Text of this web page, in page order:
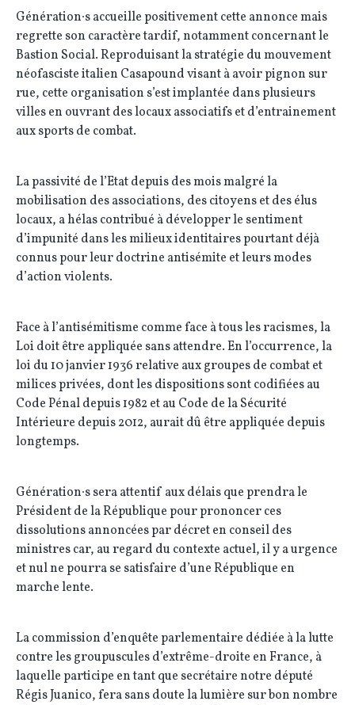
Génération∙s accueille positivement cette annonce mais
regrette son caractère tardif, notamment concernant le
Bastion Social. Reproduisant la stratégie du mouvement
néofasciste italien Casapound visant à avoir pignon sur
rue, cette organisation s’est implantée dans plusieurs
villes en ouvrant des locaux associatifs et d’entrainement
aux sports de combat.
La passivité de l’Etat depuis des mois malgré la
mobilisation des associations, des citoyens et des élus
locaux, a hélas contribué à développer le sentiment
d’impunité dans les milieux identitaires pourtant déjà
connus pour leur doctrine antisémite et leurs modes
d’action violents.
Face à l’antisémitisme comme face à tous les racismes, la
Loi doit être appliquée sans attendre. En l’occurrence, la
loi du 10 janvier 1936 relative aux groupes de combat et
milices privées, dont les dispositions sont codifiées au
Code Pénal depuis 1982 et au Code de la Sécurité
Intérieure depuis 2012, aurait dû être appliquée depuis
longtemps.
Génération∙s sera attentif aux délais que prendra le
Président de la République pour prononcer ces
dissolutions annoncées par décret en conseil des
ministres car, au regard du contexte actuel, il y a urgence
et nul ne pourra se satisfaire d’une République en
marche lente.
La commission d’enquête parlementaire dédiée à la lutte
contre les groupuscules d’extrême-droite en France, à
laquelle participe en tant que secrétaire notre député
Régis Juanico, fera sans doute la lumière sur bon nombre